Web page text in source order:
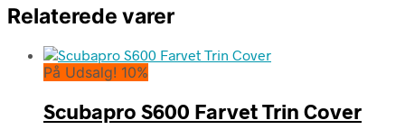
Relaterede varer
På Udsalg! 10%
Scubapro S600 Farvet Trin Cover